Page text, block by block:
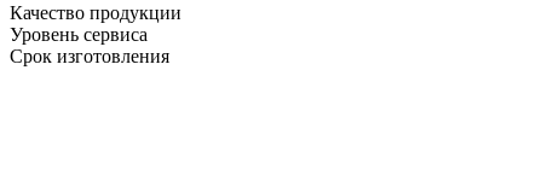
Качество продукции
Уровень сервиса
Срок изготовления